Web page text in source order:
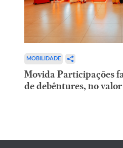
MOBILIDADE
Movida Participações
de debêntures, no valor